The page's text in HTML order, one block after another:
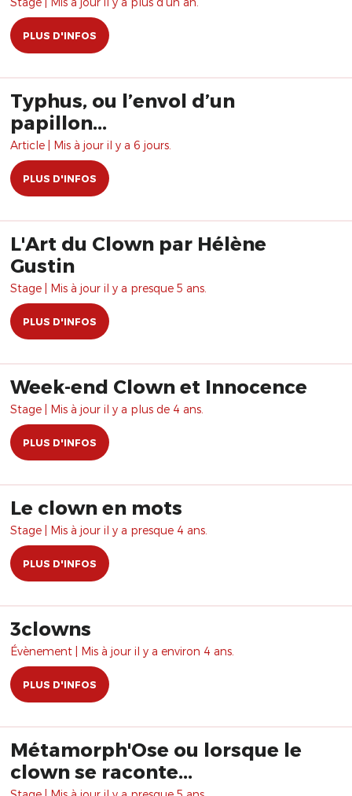
PLUS D'INFOS
Typhus, ou l’envol d’un
papillon...
Article | Mis à jour il y a 6 jours.
PLUS D'INFOS
L'Art du Clown par Hélène
Gustin
Stage | Mis à jour il y a presque 5 ans.
PLUS D'INFOS
Week-end Clown et Innocence
Stage | Mis à jour il y a plus de 4 ans.
PLUS D'INFOS
Le clown en mots
Stage | Mis à jour il y a presque 4 ans.
PLUS D'INFOS
3clowns
Évènement | Mis à jour il y a environ 4 ans.
PLUS D'INFOS
Métamorph'Ose ou lorsque le
clown se raconte...